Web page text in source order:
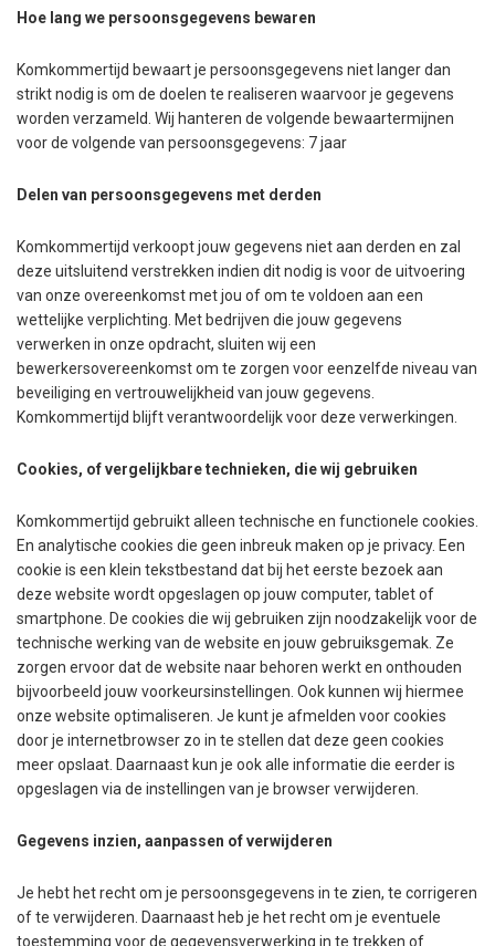
Hoe lang we persoonsgegevens bewaren
Komkommertijd bewaart je persoonsgegevens niet langer dan
strikt nodig is om de doelen te realiseren waarvoor je gegevens
worden verzameld. Wij hanteren de volgende bewaartermijnen
voor de volgende van persoonsgegevens: 7 jaar
Delen van persoonsgegevens met derden
Komkommertijd verkoopt jouw gegevens niet aan derden en zal
deze uitsluitend verstrekken indien dit nodig is voor de uitvoering
van onze overeenkomst met jou of om te voldoen aan een
wettelijke verplichting. Met bedrijven die jouw gegevens
verwerken in onze opdracht, sluiten wij een
bewerkersovereenkomst om te zorgen voor eenzelfde niveau van
beveiliging en vertrouwelijkheid van jouw gegevens.
Komkommertijd blijft verantwoordelijk voor deze verwerkingen.
Cookies, of vergelijkbare technieken, die wij gebruiken
Komkommertijd gebruikt alleen technische en functionele cookies.
En analytische cookies die geen inbreuk maken op je privacy. Een
cookie is een klein tekstbestand dat bij het eerste bezoek aan
deze website wordt opgeslagen op jouw computer, tablet of
smartphone. De cookies die wij gebruiken zijn noodzakelijk voor de
technische werking van de website en jouw gebruiksgemak. Ze
zorgen ervoor dat de website naar behoren werkt en onthouden
bijvoorbeeld jouw voorkeursinstellingen. Ook kunnen wij hiermee
onze website optimaliseren. Je kunt je afmelden voor cookies
door je internetbrowser zo in te stellen dat deze geen cookies
meer opslaat. Daarnaast kun je ook alle informatie die eerder is
opgeslagen via de instellingen van je browser verwijderen.
Gegevens inzien, aanpassen of verwijderen
Je hebt het recht om je persoonsgegevens in te zien, te corrigeren
of te verwijderen. Daarnaast heb je het recht om je eventuele
toestemming voor de gegevensverwerking in te trekken of